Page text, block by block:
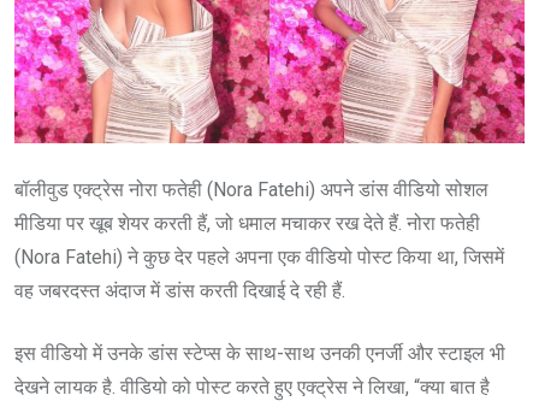
बॉलीवुड एक्ट्रेस नोरा फतेही (Nora Fatehi) अपने डांस वीडियो सोशल
मीडिया पर खूब शेयर करती हैं, जो धमाल मचाकर रख देते हैं. नोरा फतेही
(Nora Fatehi) ने कुछ देर पहले अपना एक वीडियो पोस्ट किया था, जिसमें
वह जबरदस्त अंदाज में डांस करती दिखाई दे रही हैं.
इस वीडियो में उनके डांस स्टेप्स के साथ-साथ उनकी एनर्जी और स्टाइल भी
देखने लायक है. वीडियो को पोस्ट करते हुए एक्ट्रेस ने लिखा, “क्या बात है